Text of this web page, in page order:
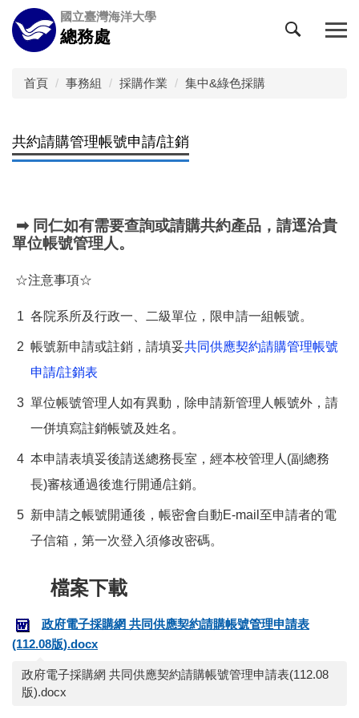
跳
到
主
國立臺灣海洋大學
總務處
首頁 事務組 採購作業 集中&綠色採購
共約請購管理帳號申請/註銷
➡ 同仁如有需要查詢或請購共約產品，請逕洽貴
單位帳號管理人。
☆注意事項☆
1 各院系所及行政一、二級單位，限申請一組帳號。
2 帳號新申請或註銷，請填妥共同供應契約請購管理帳號
申請/註銷表
3 單位帳號管理人如有異動，除申請新管理人帳號外，請
一併填寫註銷帳號及姓名。
4 本申請表填妥後請送總務長室，經本校管理人(副總務
長)審核通過後進行開通/註銷。
5 新申請之帳號開通後，帳密會自動E-mail至申請者的電
子信箱，第一次登入須修改密碼。
政府電子採購網 共同供應契約請購帳號管理申請表
(112.08版).docx
政府電子採購網 共同供應契約請購帳號管理申請表(112.08
版).docx